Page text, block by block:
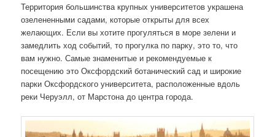
Территория большинства крупных университетов украшена
озелененными садами, которые открыты для всех
желающих. Если вы хотите прогуляться в море зелени и
замедлить ход событий, то прогулка по парку, это то, что
вам нужно. Самые знаменитые и рекомендуемые к
посещению это Оксфордский ботанический сад и широкие
парки Оксфордского университета, расположенные вдоль
реки Черуэлл, от Марстона до центра города.